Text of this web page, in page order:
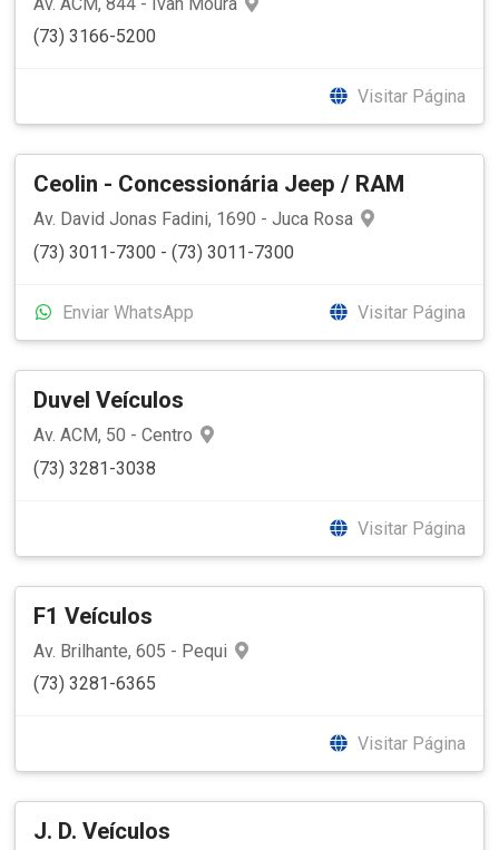
(73) 3166-5200
Visitar Página
Ceolin - Concessionária Jeep / RAM
Av. David Jonas Fadini, 1690 - Juca Rosa
(73) 3011-7300 - (73) 3011-7300
Enviar WhatsApp Visitar Página
Duvel Veículos
Av. ACM, 50 - Centro
(73) 3281-3038
Visitar Página
F1 Veículos
Av. Brilhante, 605 - Pequi
(73) 3281-6365
Visitar Página
J. D. Veículos